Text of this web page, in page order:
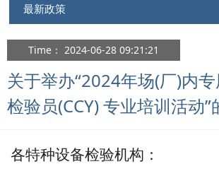
最新政策
Time： 2024-06-28 09:21:21
关于举办“2024年场(厂)内
检验员(CCY) 专业培训活动”
各特种设备检验机构：